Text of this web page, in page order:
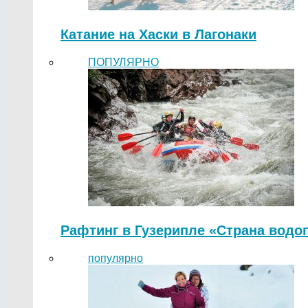
Катание на Хаски в Лагонаки
ПОПУЛЯРНО
Рафтинг в Гузерипле «Страна
популярно